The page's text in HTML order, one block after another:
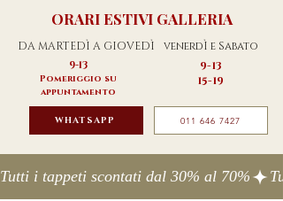
ORARI ESTIVI GALLERIA
DA MARTEDÌ A GIOVEDÌ venerdÌ e Sabato
9-13
Pomeriggio su
appuntamento
9-13
15-19
WHATSAPP 011 646 7427
Tutti i tappeti scontati dal 30% al 70%